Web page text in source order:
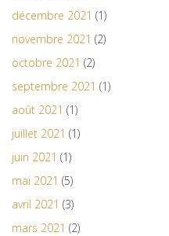
décembre 2021 (1)
novembre 2021 (2)
octobre 2021 (2)
septembre 2021 (1)
août 2021 (1)
juillet 2021 (1)
juin 2021 (1)
mai 2021 (5)
avril 2021 (3)
mars 2021 (2)